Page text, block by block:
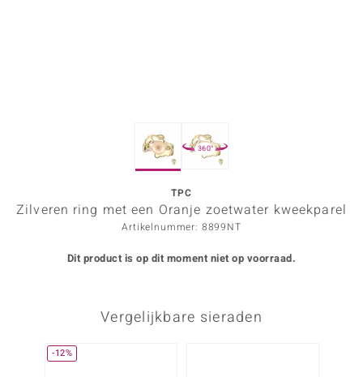
360°
TPC
Zilveren ring met een Oranje zoetwater kweekparel
Artikelnummer: 8899NT
Dit product is op dit moment niet op voorraad.
Vergelijkbare sieraden
-12%